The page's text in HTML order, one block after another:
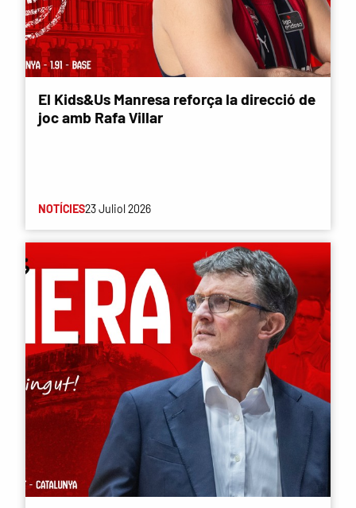
El Kids&Us Manresa reforça la direcció de
joc amb Rafa Villar
NOTÍCIES23 Juliol 2026